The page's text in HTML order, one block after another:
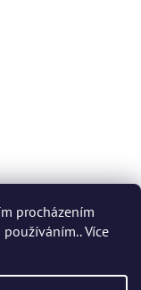
procházením
Více